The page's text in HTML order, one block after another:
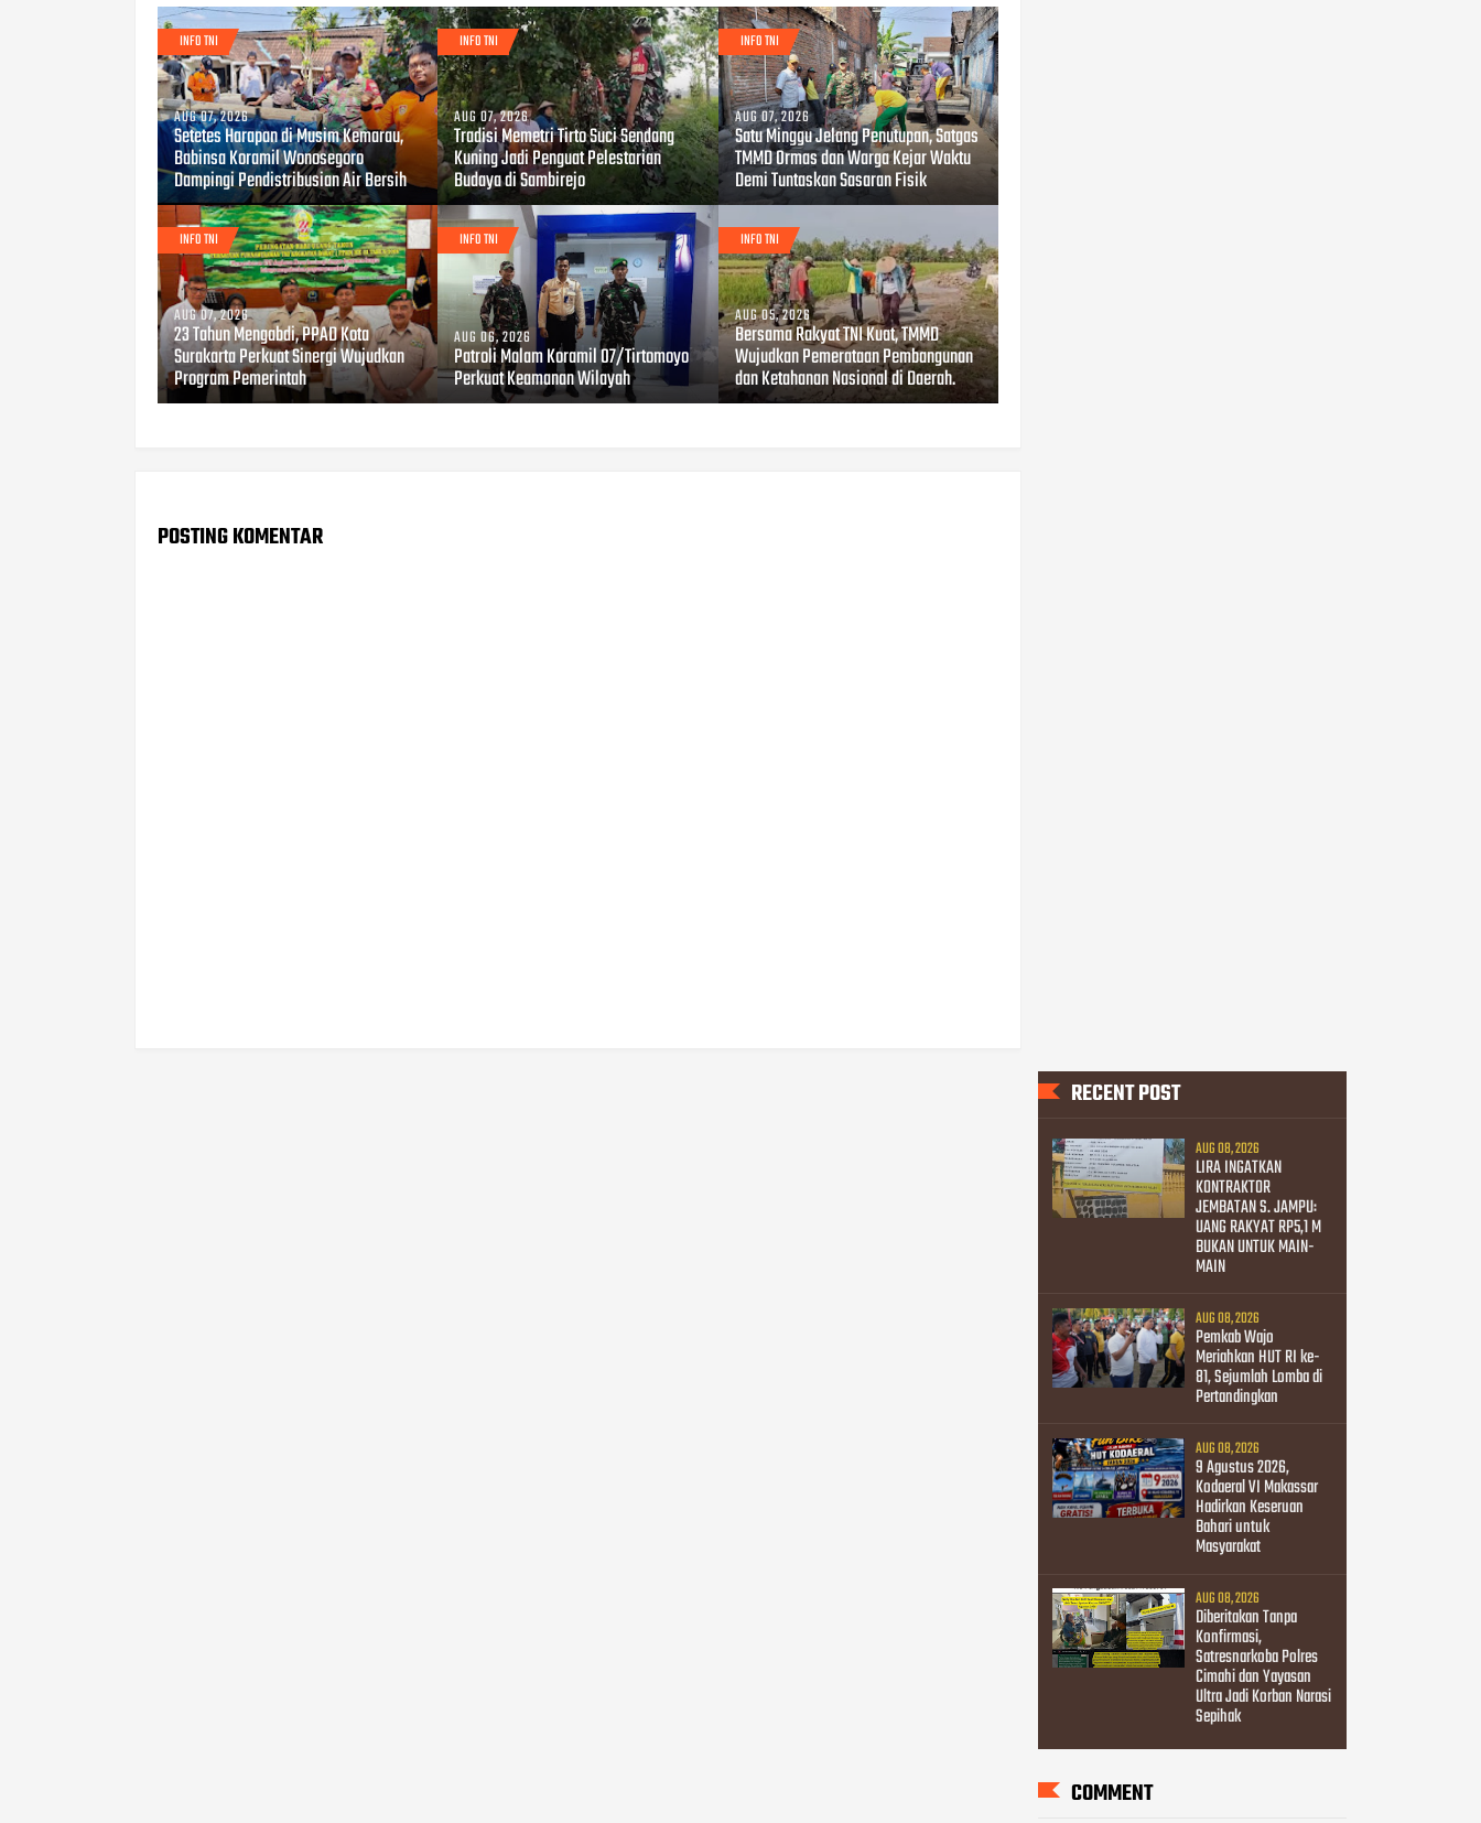
INFO TNI
AUG 07, 2026
Setetes Harapan di Musim Kemarau,
Babinsa Koramil Wonosegoro
Dampingi Pendistribusian Air Bersih
INFO TNI
AUG 07, 2026
Tradisi Memetri Tirto Suci Sendang
Kuning Jadi Penguat Pelestarian
Budaya di Sambirejo
INFO TNI
AUG 07, 2026
Satu Minggu Jelang Penutupan, Satgas
TMMD Ormas dan Warga Kejar Waktu
Demi Tuntaskan Sasaran Fisik
INFO TNI
AUG 07, 2026
23 Tahun Mengabdi, PPAD Kota
Surakarta Perkuat Sinergi Wujudkan
Program Pemerintah
INFO TNI
AUG 06, 2026
Patroli Malam Koramil 07/Tirtomoyo
Perkuat Keamanan Wilayah
INFO TNI
AUG 05, 2026
Bersama Rakyat TNI Kuat, TMMD
Wujudkan Pemerataan Pembangunan
dan Ketahanan Nasional di Daerah.
POSTING KOMENTAR
RECENT POST
AUG 08, 2026
LIRA INGATKAN
KONTRAKTOR
JEMBATAN S. JAMPU:
UANG RAKYAT RP5,1 M
BUKAN UNTUK MAIN-
MAIN
AUG 08, 2026
Pemkab Wajo
Meriahkan HUT RI ke-
81, Sejumlah Lomba di
Pertandingkan
AUG 08, 2026
9 Agustus 2026,
Kodaeral VI Makassar
Hadirkan Keseruan
Bahari untuk
Masyarakat
AUG 08, 2026
Diberitakan Tanpa
Konfirmasi,
Satresnarkoba Polres
Cimahi dan Yayasan
Ultra Jadi Korban Narasi
Sepihak
COMMENT